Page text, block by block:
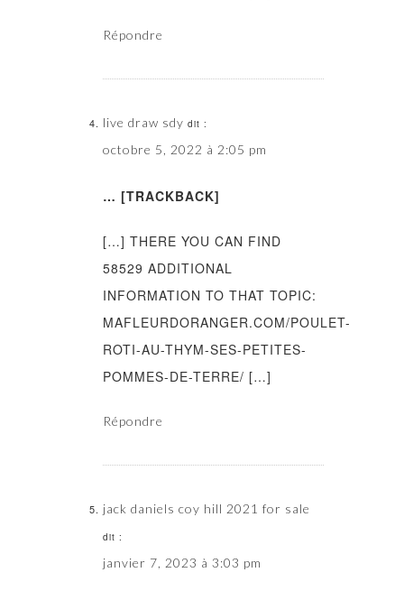
Répondre
live draw sdy dit :
octobre 5, 2022 à 2:05 pm
… [TRACKBACK]
[…] THERE YOU CAN FIND
58529 ADDITIONAL
INFORMATION TO THAT TOPIC:
MAFLEURDORANGER.COM/POULET-
ROTI-AU-THYM-SES-PETITES-
POMMES-DE-TERRE/ […]
Répondre
jack daniels coy hill 2021 for sale
dit :
janvier 7, 2023 à 3:03 pm